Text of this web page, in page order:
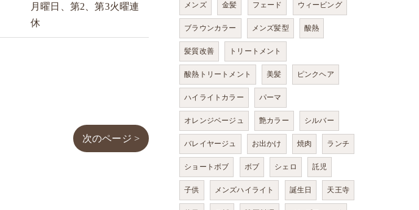
月曜日、第2、第3火曜連
休
次のページ >
メンズ 金髪 フェード ウィービング
ブラウンカラー メンズ髪型 酸熱
髪質改善 トリートメント
酸熱トリートメント 美髪 ピンクヘア
ハイライトカラー パーマ
オレンジベージュ 艶カラー シルバー
バレイヤージュ お出かけ 焼肉 ランチ
ショートボブ ボブ シェロ 託児
子供 メンズハイライト 誕生日 天王寺